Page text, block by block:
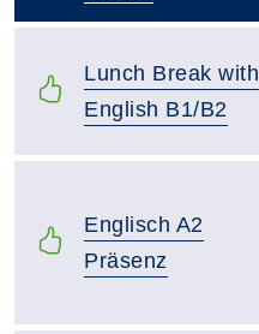
Lunch Break with
English B1/B2
Englisch A2
Präsenz